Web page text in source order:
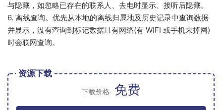
与隐藏，如忽略已存在的联系人、去电时显示、接听后隐藏。
6. 离线查询。优先从本地的离线归属地及历史记录中查询数据
并显示，没有查询到标记数据且有网络(有 WIFI 或手机未掉网)
时会联网查询。
资源下载
下载价格 免费